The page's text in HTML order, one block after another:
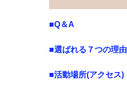
■Q＆A
■選ばれる７つの理由
■活動場所(アクセス)